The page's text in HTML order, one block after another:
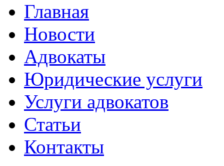
Главная
Новости
Адвокаты
Юридические услуги
Услуги адвокатов
Статьи
Контакты